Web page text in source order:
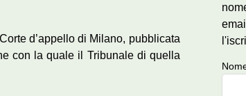
d’appello di Milano, pubblicata
con la quale il Tribunale di quella